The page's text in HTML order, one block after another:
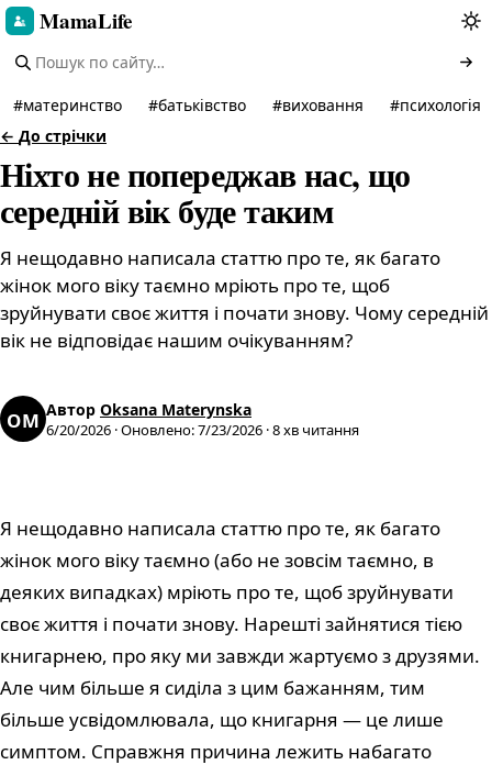
MamaLife
#материнство #батьківство #виховання #психологія
← До стрічки
Ніхто не попереджав нас, що
середній вік буде таким
Я нещодавно написала статтю про те, як багато
жінок мого віку таємно мріють про те, щоб
зруйнувати своє життя і почати знову. Чому середній
вік не відповідає нашим очікуванням?
OM Автор Oksana Materynska
6/20/2026 ·Оновлено:7/23/2026 ·8хв читання
Я нещодавно написала статтю про те, як багато
жінок мого віку таємно (або не зовсім таємно, в
деяких випадках) мріють про те, щоб зруйнувати
своє життя і почати знову. Нарешті зайнятися тією
книгарнею, про яку ми завжди жартуємо з друзями.
Але чим більше я сиділа з цим бажанням, тим
більше усвідомлювала, що книгарня — це лише
симптом. Справжня причина лежить набагато